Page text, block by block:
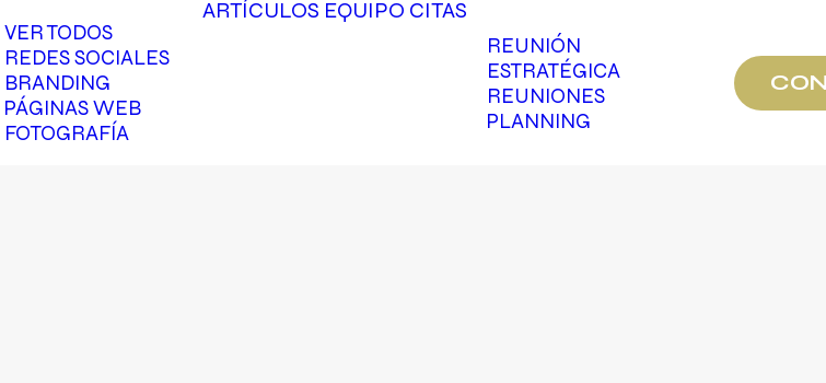
VER TODOS
REDES SOCIALES
BRANDING
PÁGINAS WEB
FOTOGRAFÍA
ARTÍCULOS EQUIPO CITAS
REUNIÓN
ESTRATÉGICA
REUNIONES
PLANNING